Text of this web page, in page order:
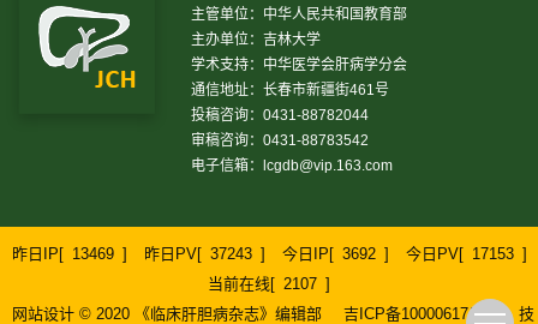
主管单位：中华人民共和国教育部
主办单位：吉林大学
学术支持：中华医学会肝病学分会
通信地址：长春市新疆街461号
投稿咨询：0431-88782044
审稿咨询：0431-88783542
电子信箱：
lcgdb@vip.163.com
昨日IP[ 13469 ] 昨日PV[ 37243 ] 今日IP[ 3692 ] 今日PV[ 17153 ]
当前在线[ 2107 ]
网站设计 © 2020 《临床肝胆病杂志》编辑部
吉ICP备10000617号-1 技